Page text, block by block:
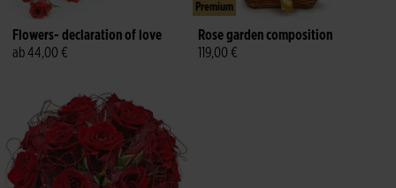
Flowers- declaration of love
ab 44,00 €
Premium
Rose garden composition
119,00 €